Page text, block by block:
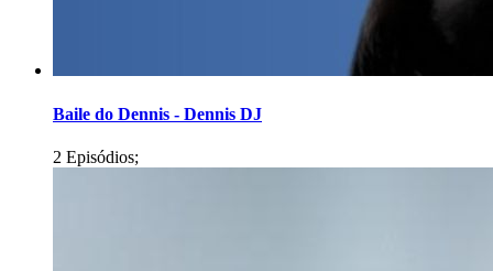
Baile do Dennis - Dennis DJ
2 Episódios;